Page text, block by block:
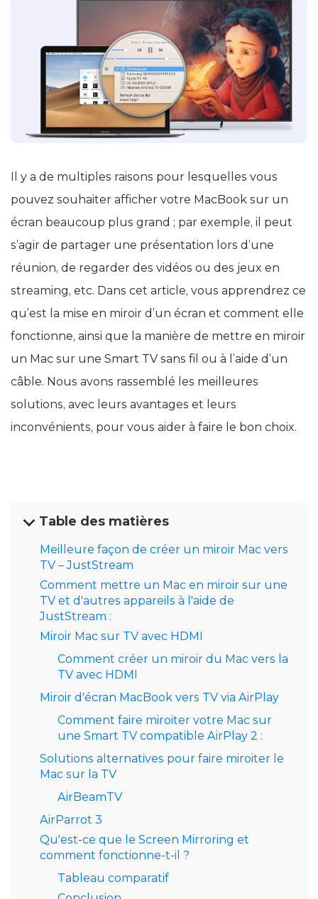
Il y a de multiples raisons pour lesquelles vous
pouvez souhaiter afficher votre MacBook sur un
écran beaucoup plus grand ; par exemple, il peut
s’agir de partager une présentation lors d’une
réunion, de regarder des vidéos ou des jeux en
streaming, etc. Dans cet article, vous apprendrez ce
qu’est la mise en miroir d’un écran et comment elle
fonctionne, ainsi que la manière de mettre en miroir
un Mac sur une Smart TV sans fil ou à l’aide d’un
câble. Nous avons rassemblé les meilleures
solutions, avec leurs avantages et leurs
inconvénients, pour vous aider à faire le bon choix.
Table des matières
Meilleure façon de créer un miroir Mac vers
TV – JustStream
Comment mettre un Mac en miroir sur une
TV et d'autres appareils à l'aide de
JustStream :
Miroir Mac sur TV avec HDMI
Comment créer un miroir du Mac vers la
TV avec HDMI
Miroir d'écran MacBook vers TV via AirPlay
Comment faire miroiter votre Mac sur
une Smart TV compatible AirPlay 2 :
Solutions alternatives pour faire miroiter le
Mac sur la TV
AirBeamTV
AirParrot 3
Qu'est-ce que le Screen Mirroring et
comment fonctionne-t-il ?
Tableau comparatif